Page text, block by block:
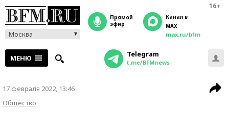
16+
Москва
прямой
эфир
Канал в
MAX
max.ru/bfm
МЕНЮ Telegram
t.me/BFMnews
17 февраля 2022, 13:46
Общество